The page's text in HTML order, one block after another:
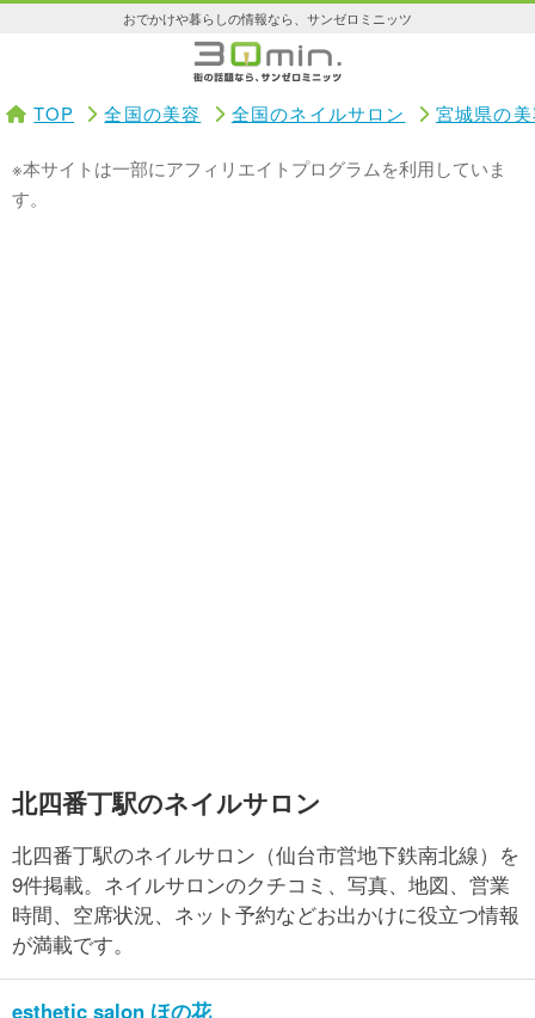
おでかけや暮らしの情報なら、サンゼロミニッツ
TOP 全国の美容 全国のネイルサロン 宮城県の
※本サイトは一部にアフィリエイトプログラムを利用していま
す。
北四番丁駅のネイルサロン
北四番丁駅のネイルサロン（仙台市営地下鉄南北線）を
9件掲載。ネイルサロンのクチコミ、写真、地図、営業
時間、空席状況、ネット予約などお出かけに役立つ情報
が満載です。
esthetic salon ほの花